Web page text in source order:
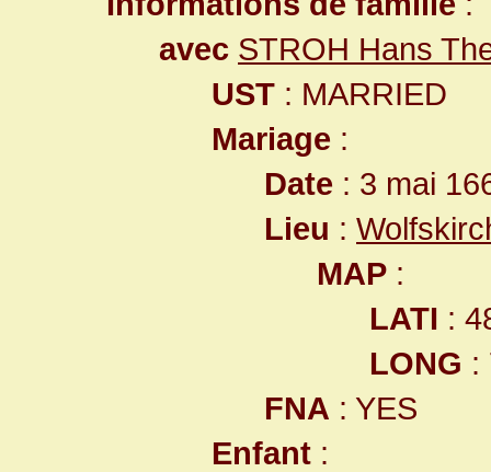
avec STROH Hans
UST : MARRIED
Mariage :
Date : 3 mai
Lieu :
MAP :
LATI :
LONG :
FNA : YES
Enfant :